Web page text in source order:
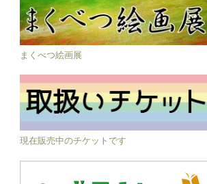
まくべつ絵画展
現在販売中のチケットです